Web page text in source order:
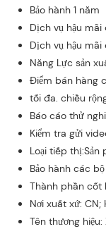
Bảo hành 1 năm
Dịch vụ hậu
Dịch vụ hậu
Năng Lực sản
Điểm bán hàng
tối đa. chiều
Báo cáo thử
Kiểm tra gửi
Loại tiếp
Bảo hành các
Thành phần cốt
Nơi xuất xứ: CN;
Tên thương